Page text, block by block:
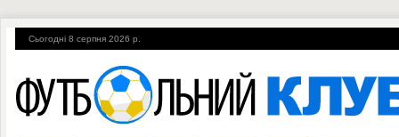
Сьогодні 8 серпня 2026 р.